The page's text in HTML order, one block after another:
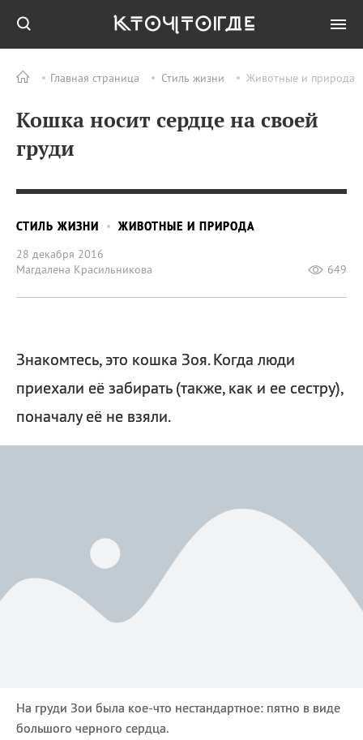
Главная страница Стиль жизни Животные и природа
Кошка носит сердце на своей
груди
СТИЛЬ ЖИЗНИ
ЖИВОТНЫЕ И ПРИРОДА
28 декабря 2016
Магдалена Красильникова
649
Знакомтесь, это кошка Зоя. Когда люди
приехали её забирать (также, как и ее сестру),
поначалу её не взяли.
На груди Зои была кое-что нестандартное: пятно в виде
большого черного сердца.